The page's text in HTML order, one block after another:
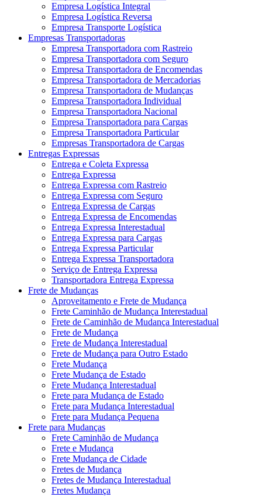
Empresa Logística Integral
Empresa Logística Reversa
Empresa Transporte Logística
Empresas Transportadoras
Empresa Transportadora com Rastreio
Empresa Transportadora com Seguro
Empresa Transportadora de Encomendas
Empresa Transportadora de Mercadorias
Empresa Transportadora de Mudanças
Empresa Transportadora Individual
Empresa Transportadora Nacional
Empresa Transportadora para Cargas
Empresa Transportadora Particular
Empresas Transportadora de Cargas
Entregas Expressas
Entrega e Coleta Expressa
Entrega Expressa
Entrega Expressa com Rastreio
Entrega Expressa com Seguro
Entrega Expressa de Cargas
Entrega Expressa de Encomendas
Entrega Expressa Interestadual
Entrega Expressa para Cargas
Entrega Expressa Particular
Entrega Expressa Transportadora
Serviço de Entrega Expressa
Transportadora Entrega Expressa
Frete de Mudanças
Aproveitamento e Frete de Mudança
Frete Caminhão de Mudança Interestadual
Frete de Caminhão de Mudança Interestadual
Frete de Mudança
Frete de Mudança Interestadual
Frete de Mudança para Outro Estado
Frete Mudança
Frete Mudança de Estado
Frete Mudança Interestadual
Frete para Mudança de Estado
Frete para Mudança Interestadual
Frete para Mudança Pequena
Frete para Mudanças
Frete Caminhão de Mudança
Frete e Mudança
Frete Mudança de Cidade
Fretes de Mudança
Fretes de Mudança Interestadual
Fretes Mudança